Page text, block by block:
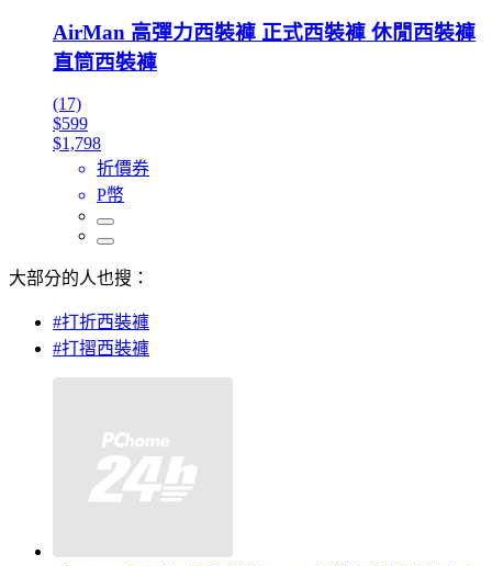
AirMan 高彈力西裝褲 正式西裝褲 休閒西裝褲
直筒西裝褲
(17)
$599
$1,798
折價券
P幣
大部分的人也搜：
#打折西裝褲
#打摺西裝褲